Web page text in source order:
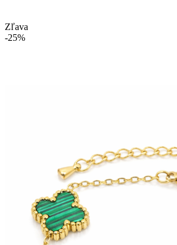
Zľava
-25%